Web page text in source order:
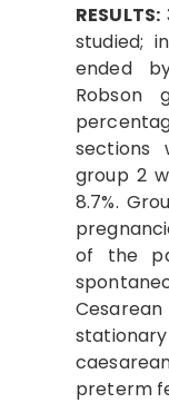
RESULTS:
studied;
ended
Robson
sections
group 2
8.7%.
of the
preterm